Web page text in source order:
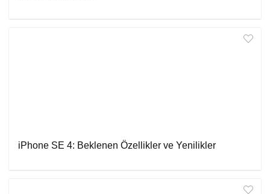
iPhone SE 4: Beklenen Özellikler ve Yenilikler